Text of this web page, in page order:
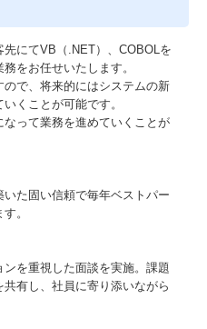
にてVB（.NET）、COBOLを
をお任せいたします。
で、将来的にはシステムの新
くことが可能です。
って業務を進めていくことが
た固い信頼で毎年ベストパー
。
を重視した面談を実施。課題
有し、社員に寄り添いながら